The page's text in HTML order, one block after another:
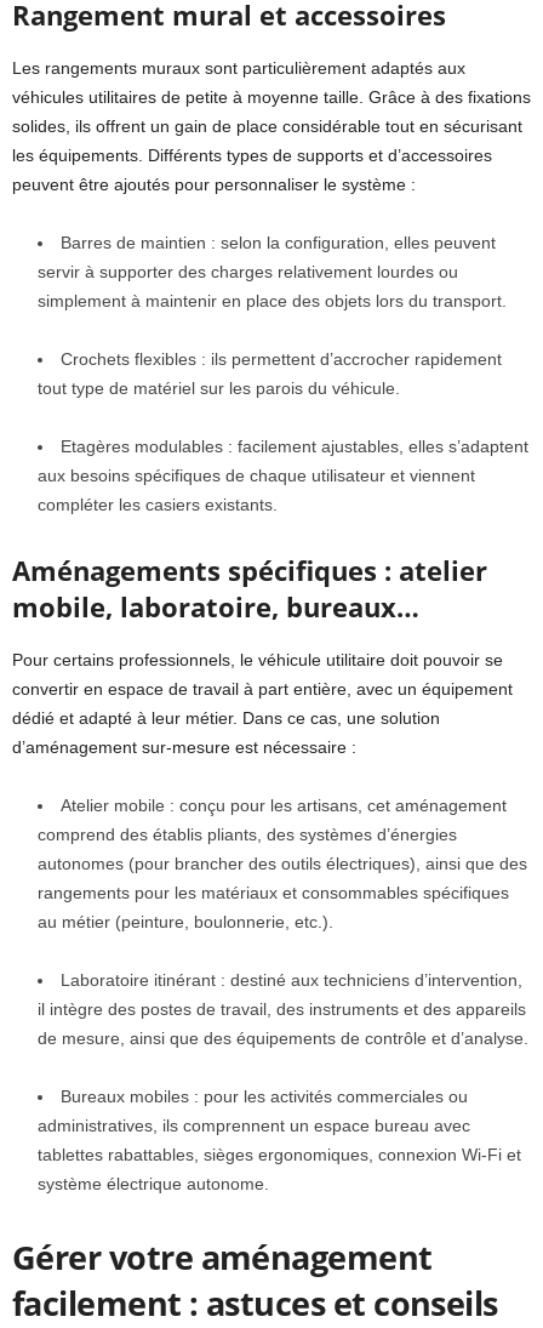
Rangement mural et accessoires
Les rangements muraux sont particulièrement adaptés aux
véhicules utilitaires de petite à moyenne taille. Grâce à des fixations
solides, ils offrent un gain de place considérable tout en sécurisant
les équipements. Différents types de supports et d’accessoires
peuvent être ajoutés pour personnaliser le système :
Barres de maintien : selon la configuration, elles peuvent
servir à supporter des charges relativement lourdes ou
simplement à maintenir en place des objets lors du transport.
Crochets flexibles : ils permettent d’accrocher rapidement
tout type de matériel sur les parois du véhicule.
Etagères modulables : facilement ajustables, elles s’adaptent
aux besoins spécifiques de chaque utilisateur et viennent
compléter les casiers existants.
Aménagements spécifiques : atelier
mobile, laboratoire, bureaux…
Pour certains professionnels, le véhicule utilitaire doit pouvoir se
convertir en espace de travail à part entière, avec un équipement
dédié et adapté à leur métier. Dans ce cas, une solution
d’aménagement sur-mesure est nécessaire :
Atelier mobile : conçu pour les artisans, cet aménagement
comprend des établis pliants, des systèmes d’énergies
autonomes (pour brancher des outils électriques), ainsi que des
rangements pour les matériaux et consommables spécifiques
au métier (peinture, boulonnerie, etc.).
Laboratoire itinérant : destiné aux techniciens d’intervention,
il intègre des postes de travail, des instruments et des appareils
de mesure, ainsi que des équipements de contrôle et d’analyse.
Bureaux mobiles : pour les activités commerciales ou
administratives, ils comprennent un espace bureau avec
tablettes rabattables, sièges ergonomiques, connexion Wi-Fi et
système électrique autonome.
Gérer votre aménagement
facilement : astuces et conseils